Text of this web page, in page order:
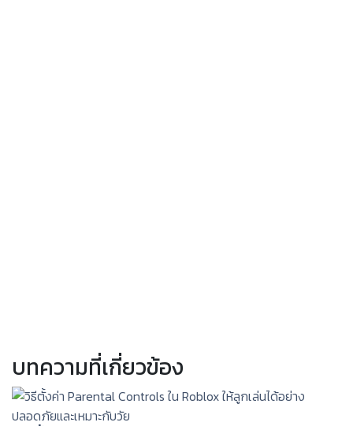
บทความที่เกี่ยวข้อง